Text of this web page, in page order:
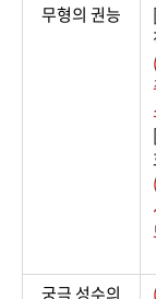
무형의 권능
궁극 성수의